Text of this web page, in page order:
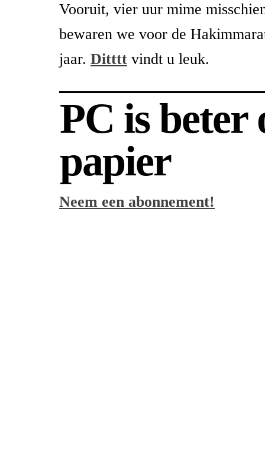
Vooruit, vier uur mime
bewaren we voor de
jaar. Ditttt vindt u leuk.
PC is beter
papier
Neem een abonnement!